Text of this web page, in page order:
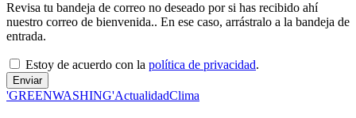
Revisa tu bandeja de correo no deseado por si has recibido ahí
nuestro correo de bienvenida.. En ese caso, arrástralo a la bandeja de
entrada.
Estoy de acuerdo con la política de privacidad.
'GREENWASHING'ActualidadClima